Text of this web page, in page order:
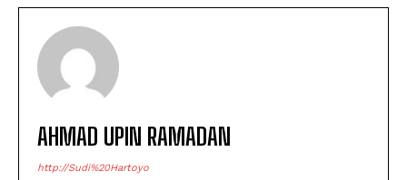
AHMAD UPIN RAMADAN
http://Sudi%20Hartoyo